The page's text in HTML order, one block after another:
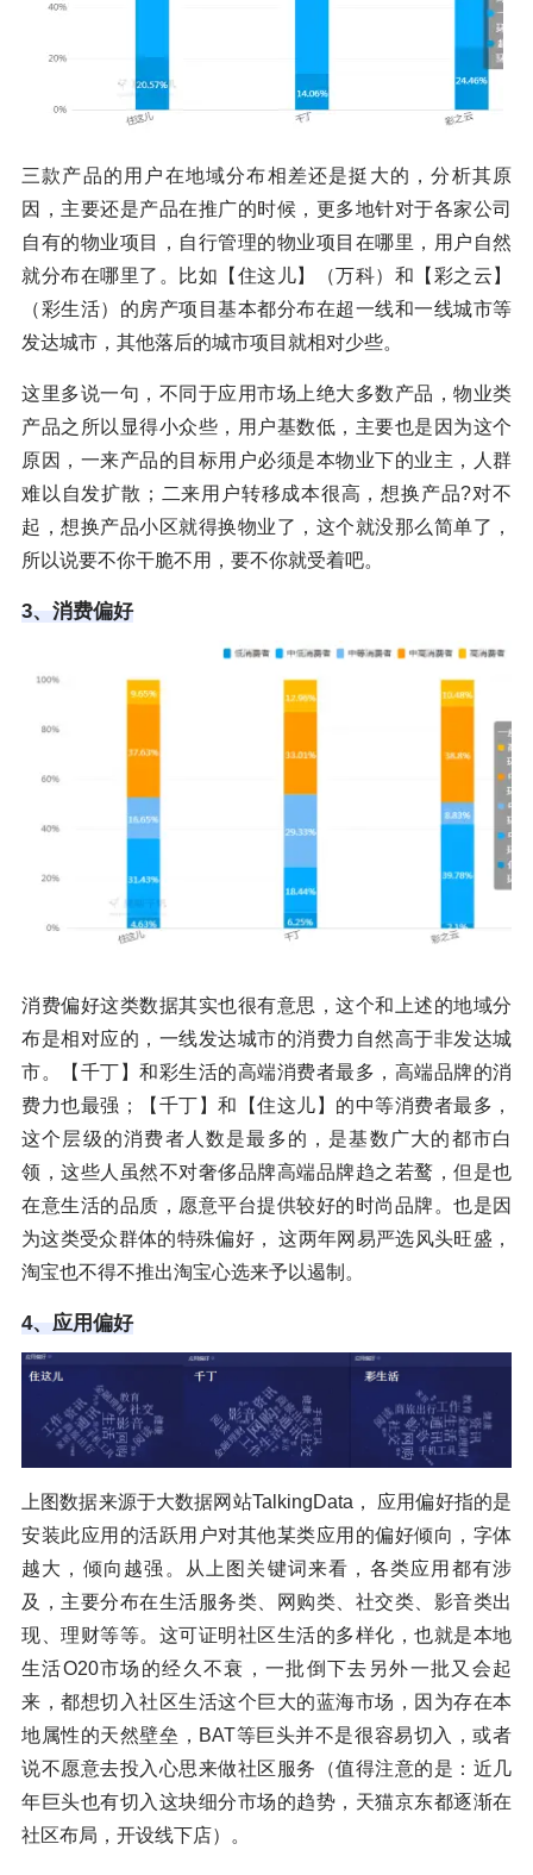
三款产品的用户在地域分布相差还是挺大的，分析其原
因，主要还是产品在推广的时候，更多地针对于各家公司
自有的物业项目，自行管理的物业项目在哪里，用户自然
就分布在哪里了。比如【住这儿】（万科）和【彩之云】
（彩生活）的房产项目基本都分布在超一线和一线城市等
发达城市，其他落后的城市项目就相对少些。
这里多说一句，不同于应用市场上绝大多数产品，物业类
产品之所以显得小众些，用户基数低，主要也是因为这个
原因，一来产品的目标用户必须是本物业下的业主，人群
难以自发扩散；二来用户转移成本很高，想换产品?对不
起，想换产品小区就得换物业了，这个就没那么简单了，
所以说要不你干脆不用，要不你就受着吧。
3、消费偏好
消费偏好这类数据其实也很有意思，这个和上述的地域分
布是相对应的，一线发达城市的消费力自然高于非发达城
市。【千丁】和彩生活的高端消费者最多，高端品牌的消
费力也最强；【千丁】和【住这儿】的中等消费者最多，
这个层级的消费者人数是最多的，是基数广大的都市白
领，这些人虽然不对奢侈品牌高端品牌趋之若鹜，但是也
在意生活的品质，愿意平台提供较好的时尚品牌。也是因
为这类受众群体的特殊偏好， 这两年网易严选风头旺盛，
淘宝也不得不推出淘宝心选来予以遏制。
4、应用偏好
上图数据来源于大数据网站TalkingData， 应用偏好指的是
安装此应用的活跃用户对其他某类应用的偏好倾向，字体
越大，倾向越强。从上图关键词来看，各类应用都有涉
及，主要分布在生活服务类、网购类、社交类、影音类出
现、理财等等。这可证明社区生活的多样化，也就是本地
生活O20市场的经久不衰，一批倒下去另外一批又会起
来，都想切入社区生活这个巨大的蓝海市场，因为存在本
地属性的天然壁垒，BAT等巨头并不是很容易切入，或者
说不愿意去投入心思来做社区服务（值得注意的是：近几
年巨头也有切入这块细分市场的趋势，天猫京东都逐渐在
社区布局，开设线下店）。